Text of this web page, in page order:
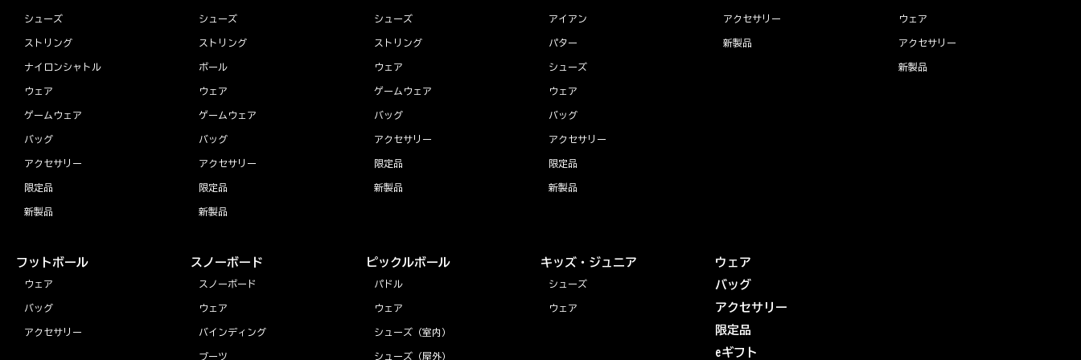
シューズ
ストリング
ナイロンシャトル
ウェア
ゲームウェア
バッグ
アクセサリー
限定品
新製品
シューズ
ストリング
ボール
ウェア
ゲームウェア
バッグ
アクセサリー
限定品
新製品
シューズ
ストリング
ウェア
ゲームウェア
バッグ
アクセサリー
限定品
新製品
アイアン
パター
シューズ
ウェア
バッグ
アクセサリー
限定品
新製品
アクセサリー
新製品
ウェア
アクセサリー
新製品
フットボール
ウェア
バッグ
アクセサリー
スノーボード
スノーボード
ウェア
バインディング
ブーツ
ピックルボール
パドル
ウェア
シューズ（室内）
シューズ（屋外）
キッズ・ジュニア
シューズ
ウェア
ウェア
バッグ
アクセサリー
限定品
eギフト